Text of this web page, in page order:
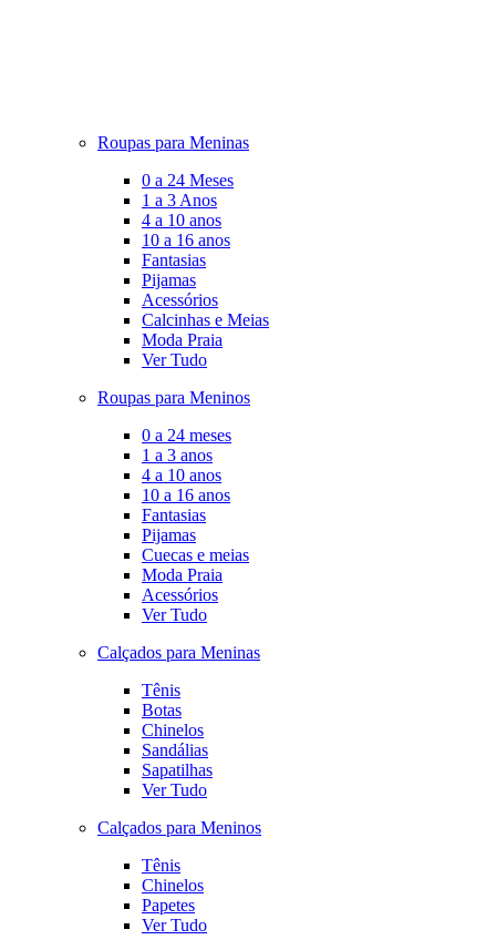
Roupas para Meninas
0 a 24 Meses
1 a 3 Anos
4 a 10 anos
10 a 16 anos
Fantasias
Pijamas
Acessórios
Calcinhas e Meias
Moda Praia
Ver Tudo
Roupas para Meninos
0 a 24 meses
1 a 3 anos
4 a 10 anos
10 a 16 anos
Fantasias
Pijamas
Cuecas e meias
Moda Praia
Acessórios
Ver Tudo
Calçados para Meninas
Tênis
Botas
Chinelos
Sandálias
Sapatilhas
Ver Tudo
Calçados para Meninos
Tênis
Chinelos
Papetes
Ver Tudo